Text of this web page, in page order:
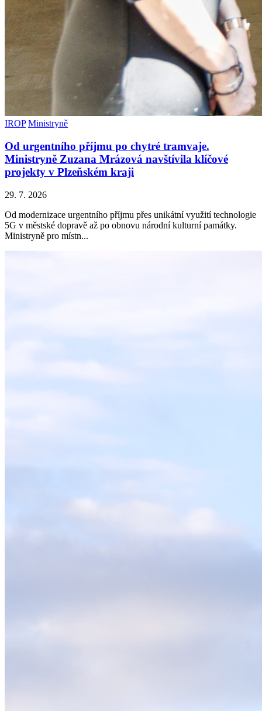
IROP Ministryně
Od urgentního příjmu po chytré tramvaje.
Ministryně Zuzana Mrázová navštívila klíčové
projekty v Plzeňském kraji
29. 7. 2026
Od modernizace urgentního příjmu přes unikátní využití technologie
5G v městské dopravě až po obnovu národní kulturní památky.
Ministryně pro místn...